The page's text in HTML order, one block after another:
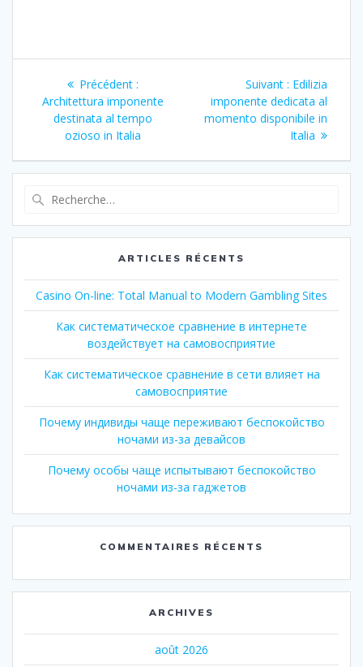
Navigation
de
l’article
Précédent :Article
précédent
:
Architettura imponente
destinata al tempo
ozioso in Italia
Suivant : Article
suivant
:
Edilizia
imponente dedicata al
momento disponibile in
Italia
:
ARTICLES RÉCENTS
Casino On-line: Total Manual to Modern Gambling Sites
Как систематическое сравнение в интернете
воздействует на самовосприятие
Как систематическое сравнение в сети влияет на
самовосприятие
Почему индивиды чаще переживают беспокойство
ночами из-за девайсов
Почему особы чаще испытывают беспокойство
ночами из-за гаджетов
COMMENTAIRES RÉCENTS
ARCHIVES
août 2026